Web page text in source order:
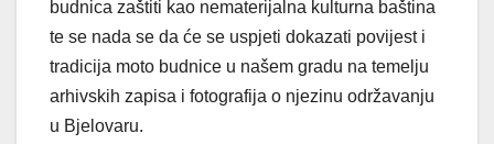
budnica zaštiti kao nematerijalna kulturna baština
te se nada se da će se uspjeti dokazati povijest i
tradicija moto budnice u našem gradu na temelju
arhivskih zapisa i fotografija o njezinu održavanju
u Bjelovaru.